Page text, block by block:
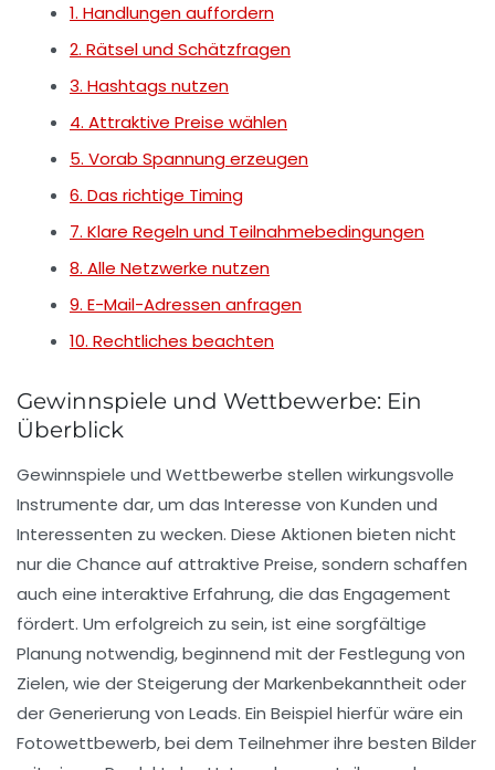
1. Handlungen auffordern
2. Rätsel und Schätzfragen
3. Hashtags nutzen
4. Attraktive Preise wählen
5. Vorab Spannung erzeugen
6. Das richtige Timing
7. Klare Regeln und Teilnahmebedingungen
8. Alle Netzwerke nutzen
9. E-Mail-Adressen anfragen
10. Rechtliches beachten
Gewinnspiele und Wettbewerbe: Ein
Überblick
Gewinnspiele und Wettbewerbe stellen wirkungsvolle
Instrumente dar, um das Interesse von Kunden und
Interessenten zu wecken. Diese Aktionen bieten nicht
nur die Chance auf attraktive Preise, sondern schaffen
auch eine interaktive Erfahrung, die das Engagement
fördert. Um erfolgreich zu sein, ist eine sorgfältige
Planung notwendig, beginnend mit der Festlegung von
Zielen, wie der Steigerung derMarkenbekanntheit oder
der Generierung von Leads. Ein Beispiel hierfür wäre ein
Fotowettbewerb, bei dem Teilnehmer ihre besten Bilder